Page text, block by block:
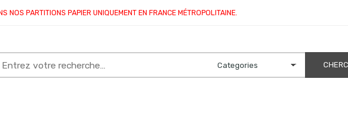
NOS PARTITIONS PAPIER UNIQUEMENT EN FRANCE MÉTROPOLITAINE.
here